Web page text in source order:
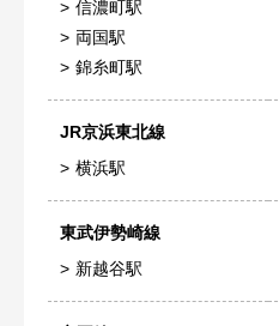
信濃町駅
両国駅
錦糸町駅
JR京浜東北線
横浜駅
東武伊勢崎線
新越谷駅